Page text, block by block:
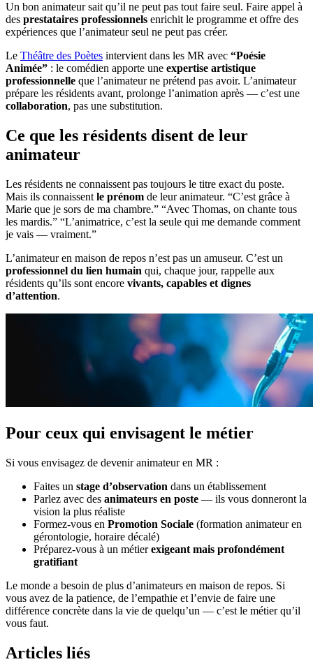
Un bon animateur sait qu’il ne peut pas tout faire seul. Faire appel à
des prestataires professionnels enrichit le programme et offre des
expériences que l’animateur seul ne peut pas créer.
Le Théâtre des Poètes intervient dans les MR avec “Poésie
Animée” : le comédien apporte une expertise artistique
professionnelle que l’animateur ne prétend pas avoir. L’animateur
prépare les résidents avant, prolonge l’animation après — c’est une
collaboration, pas une substitution.
Ce que les résidents disent de leur
animateur
Les résidents ne connaissent pas toujours le titre exact du poste.
Mais ils connaissent le prénom de leur animateur. “C’est grâce à
Marie que je sors de ma chambre.” “Avec Thomas, on chante tous
les mardis.” “L’animatrice, c’est la seule qui me demande comment
je vais — vraiment.”
L’animateur en maison de repos n’est pas un amuseur. C’est un
professionnel du lien humain qui, chaque jour, rappelle aux
résidents qu’ils sont encore vivants, capables et dignes
d’attention.
Pour ceux qui envisagent le métier
Si vous envisagez de devenir animateur en MR :
Faites un stage d’observation dans un établissement
Parlez avec des animateurs en poste — ils vous donneront la
vision la plus réaliste
Formez-vous en Promotion Sociale (formation animateur en
gérontologie, horaire décalé)
Préparez-vous à un métierexigeant mais profondément
gratifiant
Le monde a besoin de plus d’animateurs en maison de repos. Si
vous avez de la patience, de l’empathie et l’envie de faire une
différence concrète dans la vie de quelqu’un — c’est le métier qu’il
vous faut.
Articles liés